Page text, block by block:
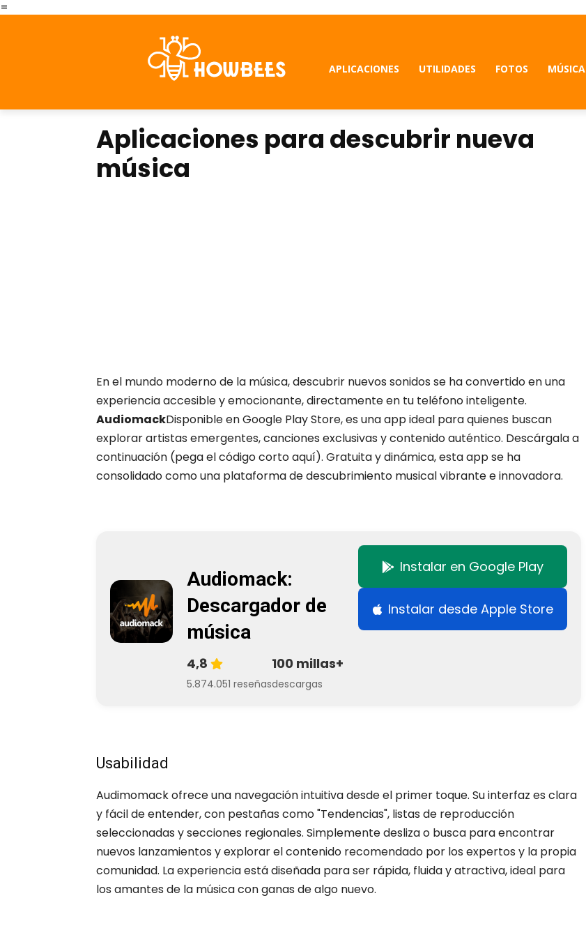
=
APLICACIONES UTILIDADES FOTOS MÚSICA
Aplicaciones para descubrir nueva
música
En el mundo moderno de la música, descubrir nuevos sonidos se ha convertido en una
experiencia accesible y emocionante, directamente en tu teléfono inteligente.
AudiomackDisponible en Google Play Store, es una app ideal para quienes buscan
explorar artistas emergentes, canciones exclusivas y contenido auténtico. Descárgala a
continuación (pega el código corto aquí). Gratuita y dinámica, esta app se ha
consolidado como una plataforma de descubrimiento musical vibrante e innovadora.
Audiomack:
Descargador de
música
4,8
5.874.051 reseñas
100 millas+
descargas
Instalar en Google Play
Instalar desde Apple Store
Usabilidad
Audimomack ofrece una navegación intuitiva desde el primer toque. Su interfaz es clara
y fácil de entender, con pestañas como "Tendencias", listas de reproducción
seleccionadas y secciones regionales. Simplemente desliza o busca para encontrar
nuevos lanzamientos y explorar el contenido recomendado por los expertos y la propia
comunidad. La experiencia está diseñada para ser rápida, fluida y atractiva, ideal para
los amantes de la música con ganas de algo nuevo.